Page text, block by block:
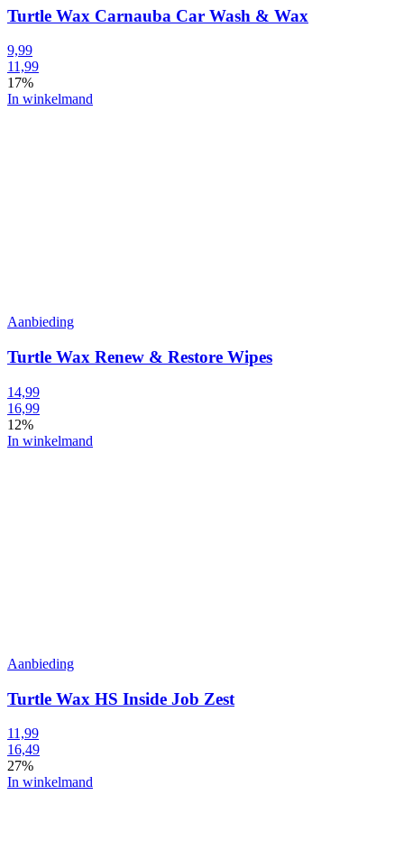
Turtle Wax Carnauba Car Wash & Wax
9,99
11,99
17%
In winkelmand
Aanbieding
Turtle Wax Renew & Restore Wipes
14,99
16,99
12%
In winkelmand
Aanbieding
Turtle Wax HS Inside Job Zest
11,99
16,49
27%
In winkelmand